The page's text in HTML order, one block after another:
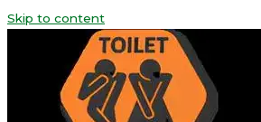
Skip to content